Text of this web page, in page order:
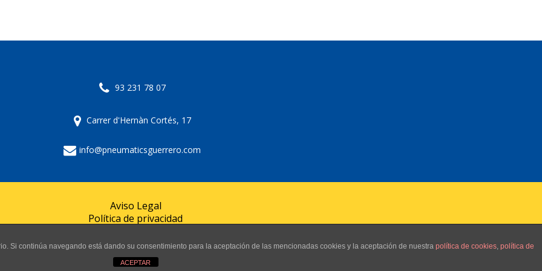
93 231 78 07
Carrer d'Hernàn Cortés, 17
info@pneumaticsguerrero.com
Aviso Legal
Política de privacidad
© 2024 Pneumàtics Guerrero
Si continúa navegando está dando su consentimiento para la aceptación de las mencionadas cookies y la aceptación de nuestra política de cookies, política de
ACEPTAR